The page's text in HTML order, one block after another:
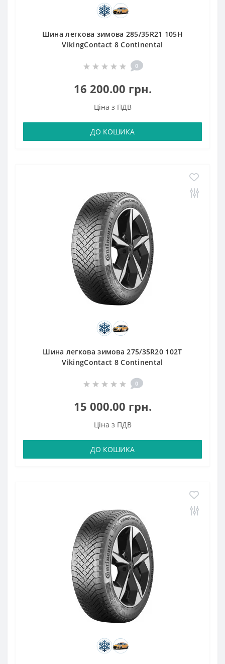
Шина легкова зимова 285/35R21 105H
VikingContact 8 Continental
0
16 200.00 грн.
Ціна з ПДВ
ДО КОШИКА
Шина легкова зимова 275/35R20 102T
VikingContact 8 Continental
0
15 000.00 грн.
Ціна з ПДВ
ДО КОШИКА